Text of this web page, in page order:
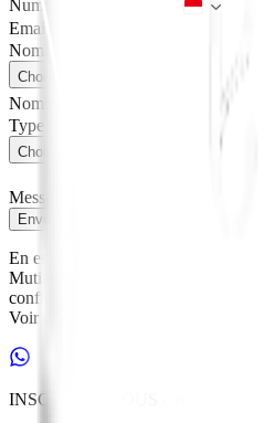
Numéro de Téléphone*
Indonesia
Email*
Nombre d’Hôtes*
Choisissez les Hôtes
Nombre d’Hôtes Mois de Départ
Type de Voyage*
Choisir Voyage
Message
Envoyer
En envoyant cette prise de contant,
Mutiara Laut via email ou téléphone.
confidentialité, vos informations
Voir notre
INSCRIVEZ-VOUS